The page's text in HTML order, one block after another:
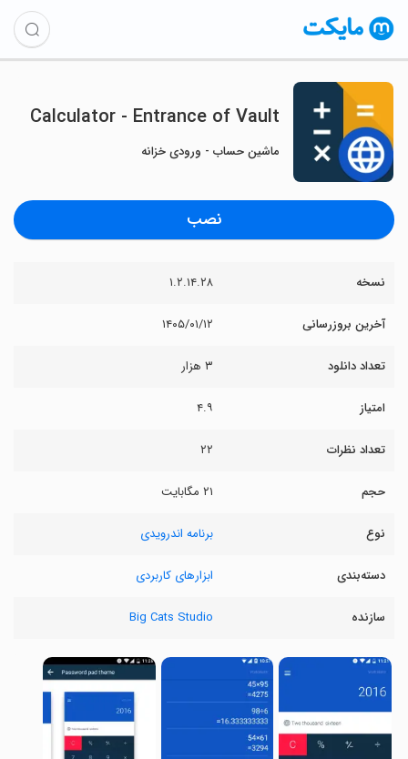
Calculator - Entrance of Vault
ماشین حساب - ورودی خزانه
نصب
نسخه ۱.۲.۱۴.۲۸
آخرین بروزرسانی ۱۴۰۵/۰۱/۱۲
تعداد دانلود ۳ هزار
امتیاز ۴.۹
تعداد نظرات ۲۲
حجم ۲۱ مگابایت
نوع برنامه اندرویدی
دسته‌بندی ابزارهای کاربردی
سازنده Big Cats Studio